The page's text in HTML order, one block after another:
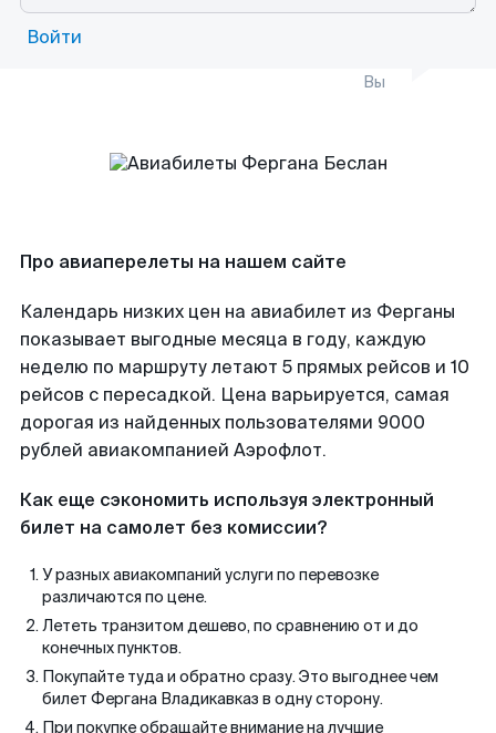
Войти
Вы
Про авиаперелеты на нашем сайте
Календарь низких цен на авиабилет из Ферганы
показывает выгодные месяца в году, каждую
неделю по маршруту летают 5 прямых рейсов и 10
рейсов с пересадкой. Цена варьируется, самая
дорогая из найденных пользователями 9000
рублей авиакомпанией Аэрофлот.
Как еще сэкономить используя электронный
билет на самолет без комиссии?
У разных авиакомпаний услуги по перевозке
различаются по цене.
Лететь транзитом дешево, по сравнению от и до
конечных пунктов.
Покупайте туда и обратно сразу. Это выгоднее чем
билет Фергана Владикавказ в одну сторону.
При покупке обращайте внимание на лучшие